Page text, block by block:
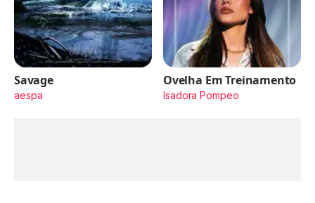
Savage
aespa
Ovelha Em Treinamento
Isadora Pompeo